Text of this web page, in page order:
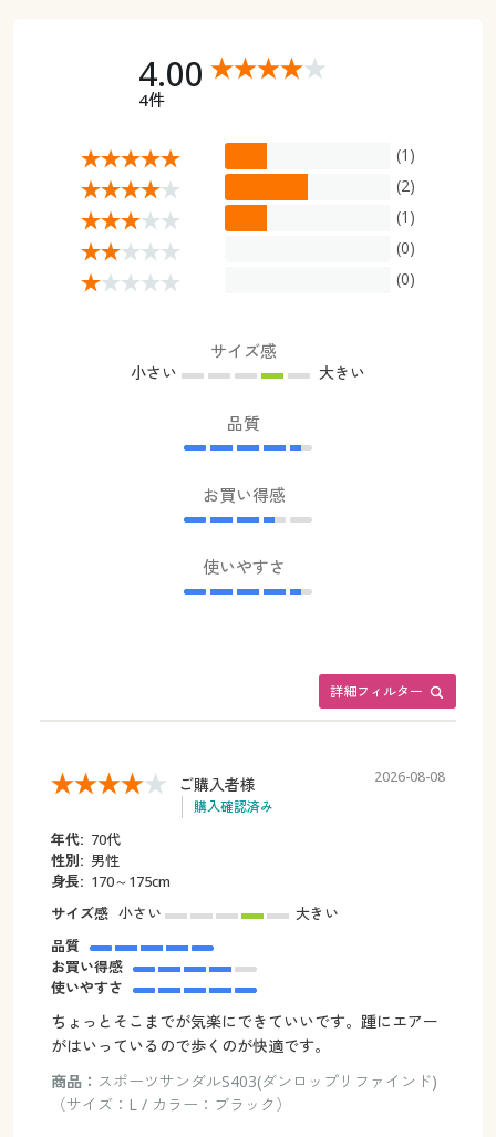
4.00
4件
(1)
(2)
(1)
(0)
(0)
サイズ感
小さい 大きい
品質
お買い得感
使いやすさ
詳細フィルター
ご購入者様
購入確認済み
2026-08-08
年代: 70代
性別: 男性
身長: 170～175cm
サイズ感 小さい
大きい
品質
お買い得感
使いやすさ
ちょっとそこまでが気楽にできていいです。踵にエアー
がはいっているので歩くのが快適です。
商品： スポーツサンダルS403(ダンロップリファインド)
（サイズ：L / カラー：ブラック）